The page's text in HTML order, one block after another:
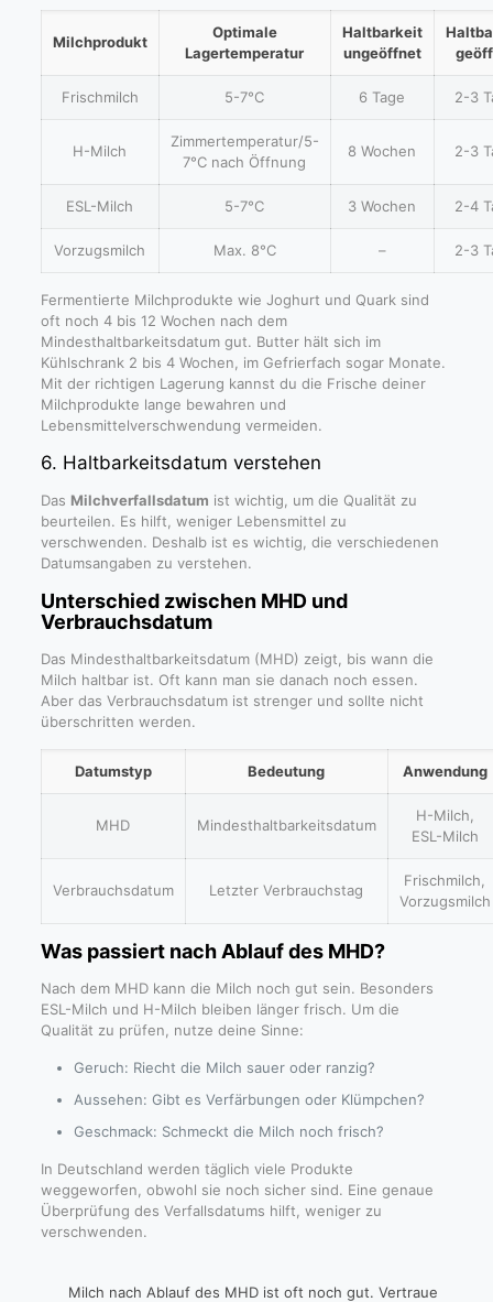
Milchprodukt
Optimale
Lagertemperatur
Haltbarkeit
ungeöffnet
Frischmilch 5-7°C 6 Tage 2-3
H-Milch
Zimmertemperatur/5-
7°C nach Öffnung
8 Wochen 2-3
ESL-Milch 5-7°C 3 Wochen 2-4
Vorzugsmilch Max. 8°C – 2-3
Fermentierte Milchprodukte wie Joghurt und Quark sind
oft noch 4 bis 12 Wochen nach dem
Mindesthaltbarkeitsdatum gut. Butter hält sich im
Kühlschrank 2 bis 4 Wochen, im Gefrierfach sogar Monate.
Mit der richtigen Lagerung kannst du die Frische deiner
Milchprodukte lange bewahren und
Lebensmittelverschwendung vermeiden.
6. Haltbarkeitsdatum verstehen
Das Milchverfallsdatum ist wichtig, um die Qualität zu
beurteilen. Es hilft, weniger Lebensmittel zu
verschwenden. Deshalb ist es wichtig, die verschiedenen
Datumsangaben zu verstehen.
Unterschied zwischen MHD und
Verbrauchsdatum
Das Mindesthaltbarkeitsdatum (MHD) zeigt, bis wann die
Milch haltbar ist. Oft kann man sie danach noch essen.
Aber das Verbrauchsdatum ist strenger und sollte nicht
überschritten werden.
Datumstyp Bedeutung Anwendung
MHD Mindesthaltbarkeitsdatum
H-Milch,
ESL-Milch
Verbrauchsdatum Letzter Verbrauchstag
Frischmilch,
Vorzugsmilch
Was passiert nach Ablauf des MHD?
Nach dem MHD kann die Milch noch gut sein. Besonders
ESL-Milch und H-Milch bleiben länger frisch. Um die
Qualität zu prüfen, nutze deine Sinne:
Geruch: Riecht die Milch sauer oder ranzig?
Aussehen: Gibt es Verfärbungen oder Klümpchen?
Geschmack: Schmeckt die Milch noch frisch?
In Deutschland werden täglich viele Produkte
weggeworfen, obwohl sie noch sicher sind. Eine genaue
Überprüfung des Verfallsdatums hilft, weniger zu
verschwenden.
Milch nach Ablauf des MHD ist oft noch gut. Vertraue